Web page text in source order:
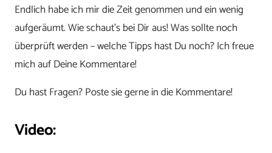
Endlich habe ich mir die Zeit genommen und ein wenig
aufgeräumt. Wie schaut’s bei Dir aus! Was sollte noch
überprüft werden – welche Tipps hast Du noch? Ich freue
mich auf Deine Kommentare!
Du hast Fragen? Poste sie gerne in die Kommentare!
Video: